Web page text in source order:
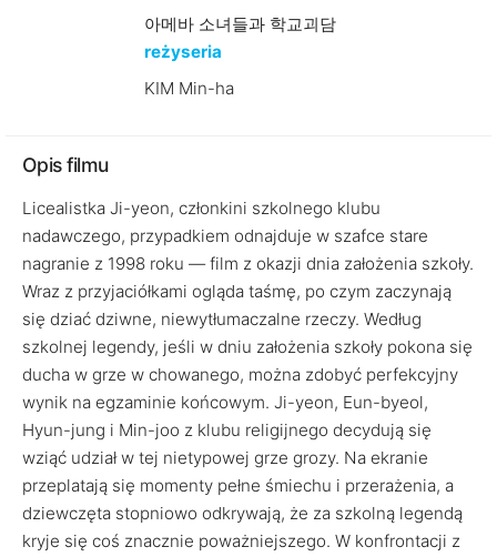
아메바 소녀들과 학교괴담
reżyseria
KIM Min-ha
Opis filmu
Licealistka Ji-yeon, członkini szkolnego klubu
nadawczego, przypadkiem odnajduje w szafce stare
nagranie z 1998 roku — film z okazji dnia założenia szkoły.
Wraz z przyjaciółkami ogląda taśmę, po czym zaczynają
się dziać dziwne, niewytłumaczalne rzeczy. Według
szkolnej legendy, jeśli w dniu założenia szkoły pokona się
ducha w grze w chowanego, można zdobyć perfekcyjny
wynik na egzaminie końcowym. Ji-yeon, Eun-byeol,
Hyun-jung i Min-joo z klubu religijnego decydują się
wziąć udział w tej nietypowej grze grozy. Na ekranie
przeplatają się momenty pełne śmiechu i przerażenia, a
dziewczęta stopniowo odkrywają, że za szkolną legendą
kryje się coś znacznie poważniejszego. W konfrontacji z